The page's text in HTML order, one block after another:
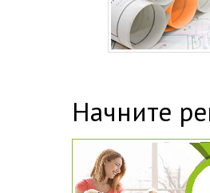
Начните